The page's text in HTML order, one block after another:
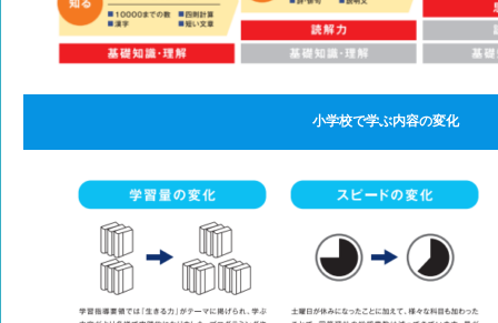
小学校で学ぶ内容の変化